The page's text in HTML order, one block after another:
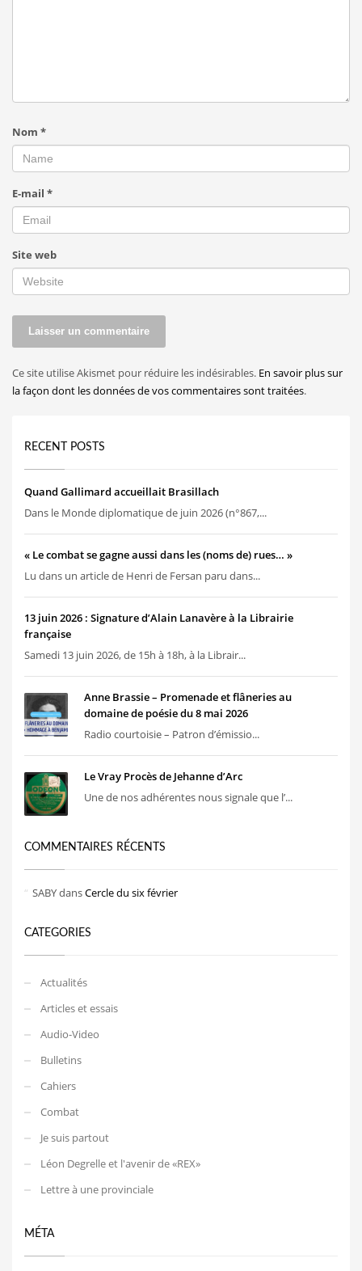
Nom *
E-mail *
Site web
Ce site utilise Akismet pour réduire les indésirables. En savoir plus sur
la façon dont les données de vos commentaires sont traitées.
RECENT POSTS
Quand Gallimard accueillait Brasillach
Dans le Monde diplomatique de juin 2026 (n°867,...
« Le combat se gagne aussi dans les (noms de) rues… »
Lu dans un article de Henri de Fersan paru dans...
13 juin 2026 : Signature d’Alain Lanavère à la Librairie
française
Samedi 13 juin 2026, de 15h à 18h, à la Librair...
Anne Brassie – Promenade et flâneries au
domaine de poésie du 8 mai 2026
Radio courtoisie – Patron d’émissio...
Le Vray Procès de Jehanne d’Arc
Une de nos adhérentes nous signale que l’...
COMMENTAIRES RÉCENTS
SABYdansCercle du six février
CATEGORIES
Actualités
Articles et essais
Audio-Video
Bulletins
Cahiers
Combat
Je suis partout
Léon Degrelle et l'avenir de «REX»
Lettre à une provinciale
MÉTA